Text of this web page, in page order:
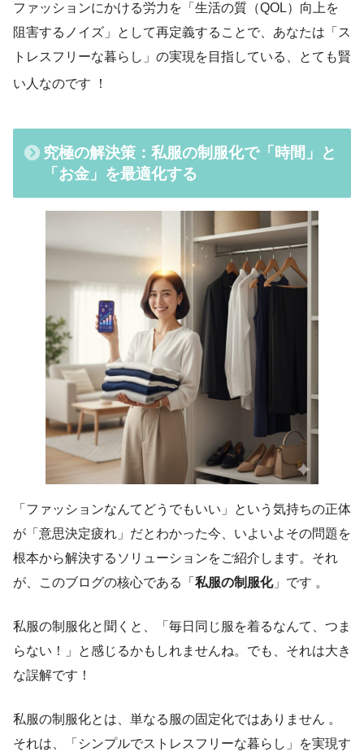
ファッションにかける労力を「生活の質（QOL）向上を
阻害するノイズ」として再定義することで、あなたは「ス
トレスフリーな暮らし」の実現を目指している、とても賢
い人なのです
！
究極の解決策：私服の制服化で「時間」と
「お金」を最適化する
「ファッションなんてどうでもいい」という気持ちの正体
が「意思決定疲れ」だとわかった今、いよいよその問題を
根本から解決するソリューションをご紹介します。それ
が、このブログの核心である「 私服の制服化」です 。
私服の制服化と聞くと、「毎日同じ服を着るなんて、つま
らない！」と感じるかもしれませんね。でも、それは大き
な誤解です！
私服の制服化とは、単なる服の固定化ではありません 。
それは、「シンプルでストレスフリーな暮らし」を実現す